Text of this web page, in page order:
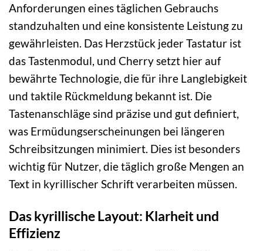
Anforderungen eines täglichen Gebrauchs
standzuhalten und eine konsistente Leistung zu
gewährleisten. Das Herzstück jeder Tastatur ist
das Tastenmodul, und Cherry setzt hier auf
bewährte Technologie, die für ihre Langlebigkeit
und taktile Rückmeldung bekannt ist. Die
Tastenanschläge sind präzise und gut definiert,
was Ermüdungserscheinungen bei längeren
Schreibsitzungen minimiert. Dies ist besonders
wichtig für Nutzer, die täglich große Mengen an
Text in kyrillischer Schrift verarbeiten müssen.
Das kyrillische Layout: Klarheit und
Effizienz